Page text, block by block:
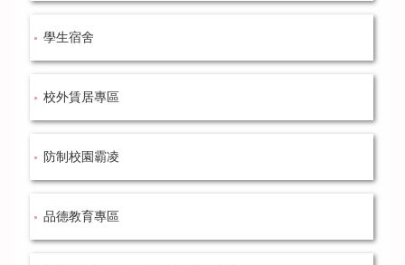
學生宿舍
校外賃居專區
防制校園霸凌
品德教育專區